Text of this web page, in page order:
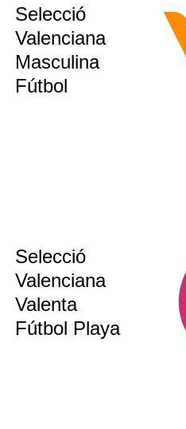
Selecció
Valenciana
Masculina
Fútbol
CUP
Selecció
Valenciana
Valenta
Fútbol Playa
17
20